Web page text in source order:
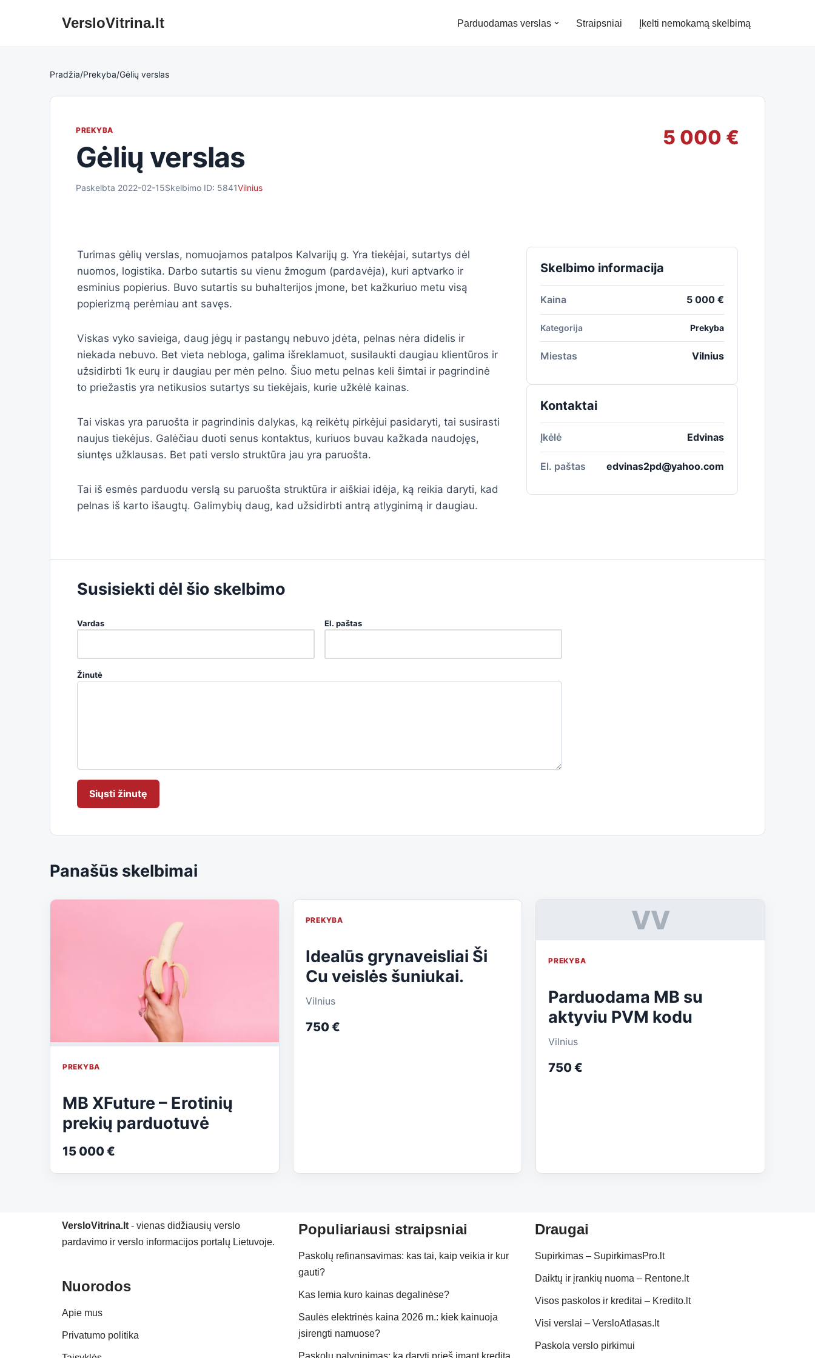
VersloVitrina.lt Parduodamas verslas Straipsniai Įkelti nemokamą skelbimą
Pradžia/Prekyba/Gėlių verslas
PREKYBA
Gėlių verslas
Paskelbta 2022-02-15Skelbimo ID: 5841Vilnius
5 000 €
Turimas gėlių verslas, nomuojamos patalpos Kalvarijų g. Yra tiekėjai, sutartys dėl
nuomos, logistika. Darbo sutartis su vienu žmogum (pardavėja), kuri aptvarko ir
esminius popierius. Buvo sutartis su buhalterijos įmone, bet kažkuriuo metu visą
popierizmą perėmiau ant savęs.
Viskas vyko savieiga, daug jėgų ir pastangų nebuvo įdėta, pelnas nėra didelis ir
niekada nebuvo. Bet vieta nebloga, galima išreklamuot, susilaukti daugiau klientūros ir
užsidirbti 1k eurų ir daugiau per mėn pelno. Šiuo metu pelnas keli šimtai ir pagrindinė
to priežastis yra netikusios sutartys su tiekėjais, kurie užkėlė kainas.
Tai viskas yra paruošta ir pagrindinis dalykas, ką reikėtų pirkėjui pasidaryti, tai susirasti
naujus tiekėjus. Galėčiau duoti senus kontaktus, kuriuos buvau kažkada naudojęs,
siuntęs užklausas. Bet pati verslo struktūra jau yra paruošta.
Tai iš esmės parduodu verslą su paruošta struktūra ir aiškiai idėja, ką reikia daryti, kad
pelnas iš karto išaugtų. Galimybių daug, kad užsidirbti antrą atlyginimą ir daugiau.
Skelbimo informacija
Kaina 5 000 €
Kategorija Prekyba
Miestas Vilnius
Kontaktai
Įkėlė Edvinas
El. paštas edvinas2pd@yahoo.com
Susisiekti dėl šio skelbimo
Vardas El. paštas
Žinutė
Siųsti žinutę
Panašūs skelbimai
PREKYBA
MB XFuture – Erotinių
prekių parduotuvė
15 000 €
PREKYBA
Idealūs grynaveisliai Ši
Cu veislės šuniukai.
Vilnius
750 €
VV
PREKYBA
Parduodama MB su
aktyviu PVM kodu
Vilnius
750 €
VersloVitrina.lt - vienas didžiausių verslo
pardavimo ir verslo informacijos portalų Lietuvoje.
Nuorodos
Apie mus
Privatumo politika
Populiariausi straipsniai
Paskolų refinansavimas: kas tai, kaip veikia ir kur
gauti?
Kas lemia kuro kainas degalinėse?
Saulės elektrinės kaina 2026 m.: kiek kainuoja
įsirengti namuose?
Draugai
Supirkimas – SupirkimasPro.lt
Daiktų ir įrankių nuoma – Rentone.lt
Visos paskolos ir kreditai – Kredito.lt
Visi verslai – VersloAtlasas.lt
Paskola verslo pirkimui